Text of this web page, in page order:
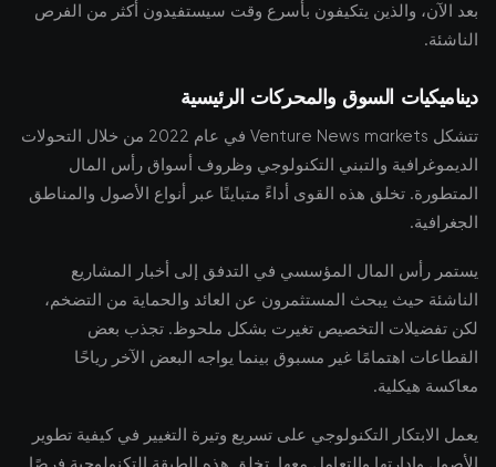
بعد الآن، والذين يتكيفون بأسرع وقت سيستفيدون أكثر من الفرص
الناشئة.
ديناميكيات السوق والمحركات الرئيسية
تتشكل Venture News markets في عام 2022 من خلال التحولات
الديموغرافية والتبني التكنولوجي وظروف أسواق رأس المال
المتطورة. تخلق هذه القوى أداءً متباينًا عبر أنواع الأصول والمناطق
الجغرافية.
يستمر رأس المال المؤسسي في التدفق إلى أخبار المشاريع
الناشئة حيث يبحث المستثمرون عن العائد والحماية من التضخم،
لكن تفضيلات التخصيص تغيرت بشكل ملحوظ. تجذب بعض
القطاعات اهتمامًا غير مسبوق بينما يواجه البعض الآخر رياحًا
معاكسة هيكلية.
يعمل الابتكار التكنولوجي على تسريع وتيرة التغيير في كيفية تطوير